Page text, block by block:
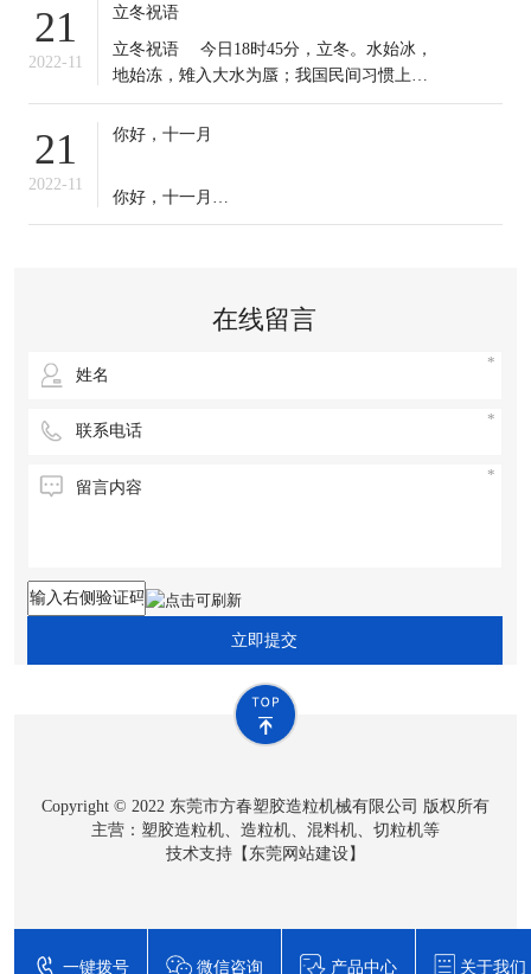
21
2022-11
立冬祝语
​立冬祝语 今日18时45分，立冬。水始冰，
地始冻，雉入大水为蜃；我国民间习惯上把
这一天作为冬季之始；冬天到来，今日起我
们应保证充足睡眠，多晒太阳，适时锻炼，
子碗，冻掉耳朵没人管”的说法。你那里立冬
吃啥？冬天来了，
21
2022-11
你好，十一月
你好，十一月
在线留言
立即提交
Copyright © 2022 东莞市方春塑胶造粒机械有限公司 版权所有
主营：塑胶造粒机、造粒机、混料机、切粒机等
技术支持【东莞网站建设】
一键拨号 微信咨询 产品中心 关于我们